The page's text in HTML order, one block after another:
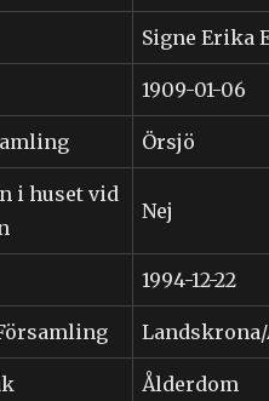
Signe Erika
1909-01-06
Örsjö
i huset vid
Nej
1994-12-22
Ålderdom